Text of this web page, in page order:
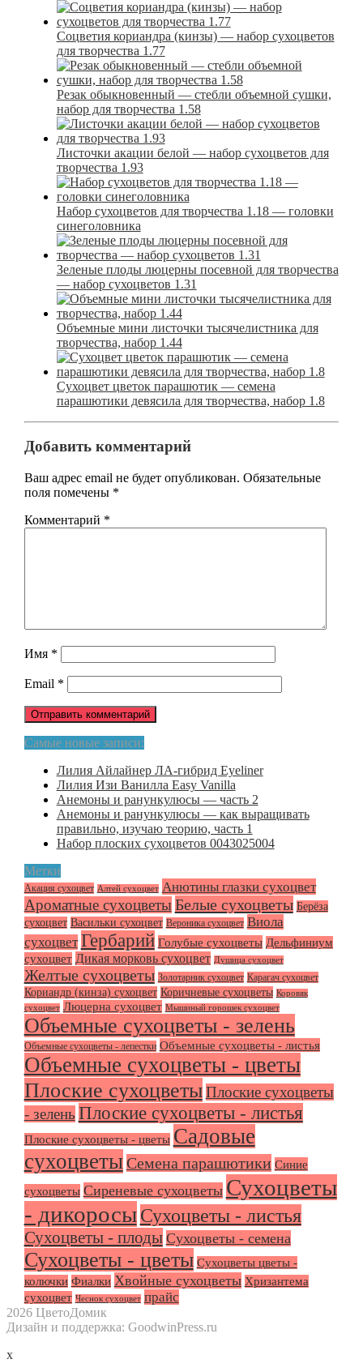
Соцветия кориандра (кинзы) — набор сухоцветов
для творчества 1.77
Резак обыкновенный — стебли объемной сушки,
набор для творчества 1.58
Листочки акации белой — набор сухоцветов для
творчества 1.93
Набор сухоцветов для творчества 1.18 — головки
синеголовника
Зеленые плоды люцерны посевной для творчества
— набор сухоцветов 1.31
Объемные мини листочки тысячелистника для
творчества, набор 1.44
Сухоцвет цветок парашютик — семена
парашютики девясила для творчества, набор 1.8
Добавить комментарий
Ваш адрес email не будет опубликован. Обязательные
поля помечены *
Комментарий *
Имя *
Email *
Самые новые записи:
Лилия Айлайнер ЛА-гибрид Eyeliner
Лилия Изи Ванилла Easy Vanilla
Анемоны и ранункулюсы — часть 2
Анемоны и ранункулюсы — как выращивать
правильно, изучаю теорию, часть 1
Набор плоских сухоцветов 0043025004
Метки
Акация сухоцвет Алтей сухоцвет Анютины глазки сухоцвет
Ароматные сухоцветы Белые сухоцветы Берёза
сухоцвет Васильки сухоцвет Вероника сухоцвет Виола
сухоцвет Гербарий Голубые сухоцветы Дельфиниум
сухоцвет Дикая морковь сухоцвет Душица сухоцвет
Желтые сухоцветы Золотарник сухоцвет Карагач сухоцвет
Кориандр (кинза) сухоцвет Коричневые сухоцветы Коровяк
сухоцвет Люцерна сухоцвет Мышиный горошек сухоцвет
Объемные сухоцветы - зелень
Объемные сухоцветы - лепестки Объемные сухоцветы - листья
Объемные сухоцветы - цветы
Плоские сухоцветы Плоские сухоцветы
- зелень Плоские сухоцветы - листья
Плоские сухоцветы - цветы Садовые
сухоцветы Семена парашютики Синие
сухоцветы Сиреневые сухоцветы Сухоцветы
- дикоросы Сухоцветы - листья
Сухоцветы - плоды Сухоцветы - семена
Сухоцветы - цветы Сухоцветы цветы -
колючки Фиалки Хвойные сухоцветы Хризантема
сухоцвет Чеснок сухоцвет прайс
2026 ЦветоДомик
Дизайн и поддержка: GoodwinPress.ru
x